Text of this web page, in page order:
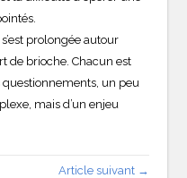
prolongée autour
de brioche. Chacun est
questionnements, un peu
mais d’un enjeu
Article suivant →